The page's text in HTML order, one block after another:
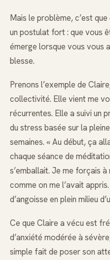
Mais le problème, c’est
un postulat fort : que vous
émerge lorsque vous vous
blesse.
Prenons l’exemple de
collectivité. Elle vient me
récurrentes. Elle a suivi un
du stress basée sur la
semaines. « Au début, ça
chaque séance de
s’emballait. Je me forçais
comme on me l’avait
d’angoisse en plein milieu
Ce que Claire a vécu est
d’anxiété modérée à
simple fait de poser son